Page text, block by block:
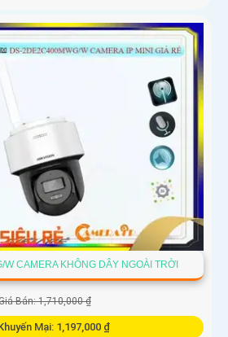
CAMERA KHÔNG DÂY NGOÀI TRỜI
Bán: 1,710,000 ₫
Mại: 1,197,000 ₫